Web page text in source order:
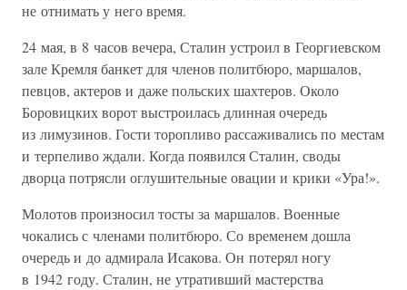
не отнимать у него время.
24 мая, в 8 часов вечера, Сталин устроил в Георгиевском
зале Кремля банкет для членов политбюро, маршалов,
певцов, актеров и даже польских шахтеров. Около
Боровицких ворот выстроилась длинная очередь
из лимузинов. Гости торопливо рассаживались по местам
и терпеливо ждали. Когда появился Сталин, своды
дворца потрясли оглушительные овации и крики «Ура!».
Молотов произносил тосты за маршалов. Военные
чокались с членами политбюро. Со временем дошла
очередь и до адмирала Исакова. Он потерял ногу
в 1942 году. Сталин, не утративший мастерства